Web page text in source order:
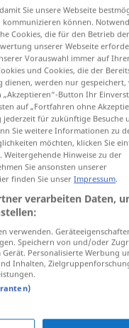
adj
anklicken/
attraktiv
,attraktiv atrayente
für "atrayente"
,incontenible,
,
Sie unsere Webseite
können.
Cookies, die für den Betrieb
unserer Webseite
Vorauswahl immer auf
und Cookies, die der
dienen, werden nur gespeichert,
Button Ihr
auf „Fortfahren ohne
für zukünftige Besuche
Sie weitere Informationen zu
möchten, klicken Sie
Hinweise zu der
Sie ansonsten unserer
finden Sie unserImpressum.
verarbeiten Daten,
verwenden.
Speichern von und/oder
Personalisierte Werbung
Inhalten,